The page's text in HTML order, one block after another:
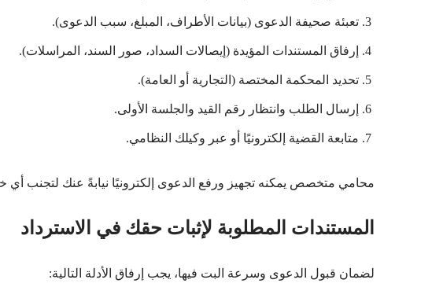
تعبئة صحيفة الدعوى (بيانات الأطراف، المبلغ، سبب الدعوى).
إرفاق المستندات المؤيدة (إيصالات السداد، صور السند، المراسلات).
تحديد المحكمة المختصة (التجارية أو العامة).
إرسال الطلب وانتظار رقم القيد والجلسة الأولى.
متابعة القضية إلكترونيًا أو عبر وكيلك النظامي.
محامي متخصص يمكنه تجهيز ورفع الدعوى إلكترونيًا نيابةً عنك لتجنب أي
المستندات المطلوبة لإثبات حقك في الاسترداد
لضمان قبول الدعوى وسرعة البت فيها، يجب إرفاق الأدلة التالية: